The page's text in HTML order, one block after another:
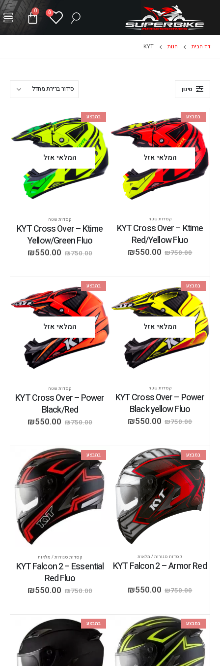
0
0
דף הבית חנות KYT
סינון
במבצע
המלאי אזל
קסדות שטח
KYT Cross Over – Ktime
Red/Yellow Fluo
₪750.00
₪550.00
במבצע
המלאי אזל
קסדות שטח
KYT Cross Over – Ktime
Yellow/Green Fluo
₪750.00
₪550.00
במבצע
המלאי אזל
קסדות שטח
KYT Cross Over – Power
Black yellow Fluo
₪750.00
₪550.00
במבצע
המלאי אזל
קסדות שטח
KYT Cross Over – Power
Black/Red
₪750.00
₪550.00
במבצע
קסדות סגורות / מלאות
KYT Falcon 2 – Armor Red
₪750.00
₪550.00
במבצע
קסדות סגורות / מלאות
KYT Falcon 2 – Essential
Red Fluo
₪750.00
₪550.00
במבצע במבצע